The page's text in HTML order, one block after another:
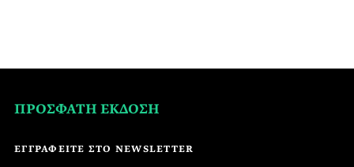
ΠΡΟΣΦΑΤΗ ΕΚΔΟΣΗ
ΕΓΓΡΑΦΕΙΤΕ ΣΤΟ NEWSLETTER